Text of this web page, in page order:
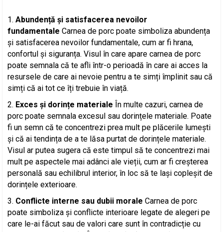
Abundență și satisfacerea nevoilor
fundamentale Carnea de porc poate simboliza abundența
și satisfacerea nevoilor fundamentale, cum ar fi hrana,
confortul și siguranța. Visul în care apare carnea de porc
poate semnala că te afli într-o perioadă în care ai acces la
resursele de care ai nevoie pentru a te simți împlinit sau că
simți că ai tot ce îți trebuie în viață.
Exces și dorințe materiale În multe cazuri, carnea de
porc poate semnala excesul sau dorințele materiale. Poate
fi un semn că te concentrezi prea mult pe plăcerile lumești
și că ai tendința de a te lăsa purtat de dorințele materiale.
Visul ar putea sugera că este timpul să te concentrezi mai
mult pe aspectele mai adânci ale vieții, cum ar fi creșterea
personală sau echilibrul interior, în loc să te lași copleșit de
dorințele exterioare.
Conflicte interne sau dubii morale Carnea de porc
poate simboliza și conflicte interioare legate de alegeri pe
care le-ai făcut sau de valori care sunt în contradicție cu